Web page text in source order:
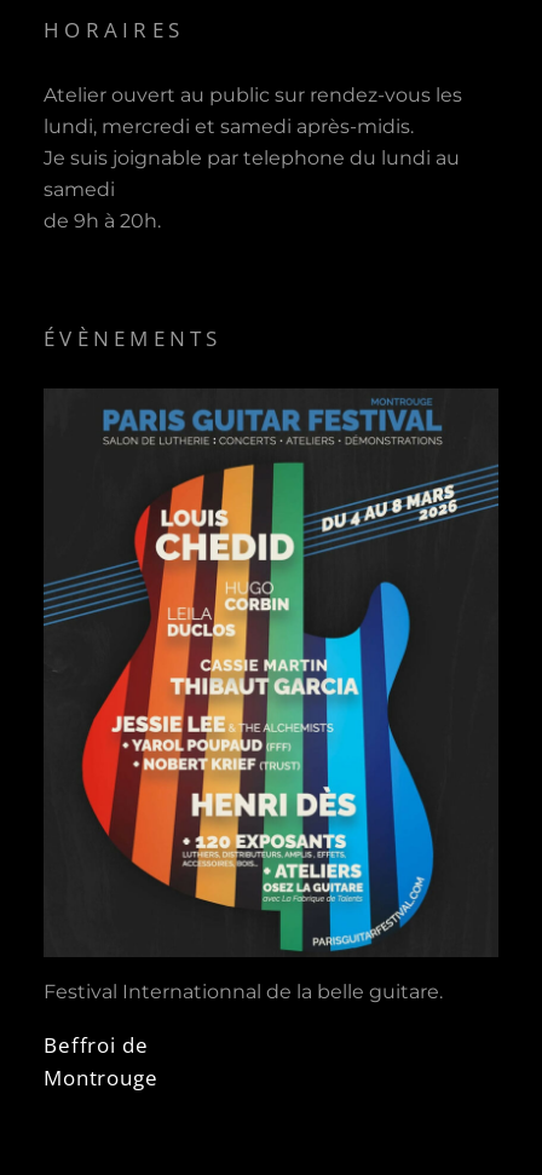
HORAIRES
Atelier ouvert au public sur rendez-vous les
lundi, mercredi et samedi après-midis.
Je suis joignable par telephone du lundi au
samedi
de 9h à 20h.
ÉVÈNEMENTS
Festival Internationnal de la belle guitare.
Beffroi de
Montrouge